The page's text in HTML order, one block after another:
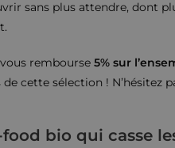
sans plus attendre, dont
rembourse 5% sur
cette sélection ! N’hésitez
bio qui casse